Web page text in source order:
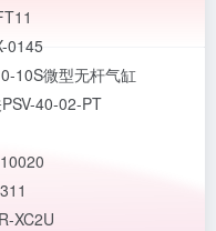
0145
10S微型无杆气缸
40-02-PT
XC2U